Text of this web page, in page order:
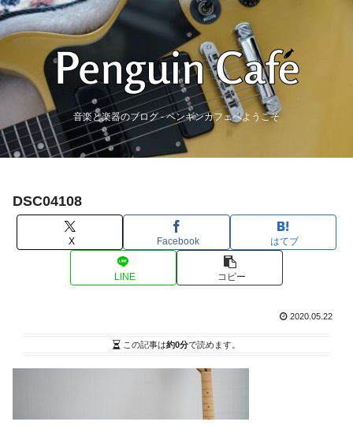
音楽と楽器のブログ - ペンギンカフェへようこそ
DSC04108
X Facebook はてブ
LINE コピー
2020.05.22
この記事は約0分で読めます。